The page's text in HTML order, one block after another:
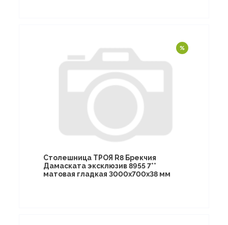
Столешница ТРОЯ R8 Брекчия
Дамаската эксклюзив 8955 7**
матовая гладкая 3000х700х38 мм